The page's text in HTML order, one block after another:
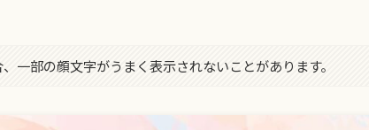
一部の顔文字がうまく表示されないことがあります。